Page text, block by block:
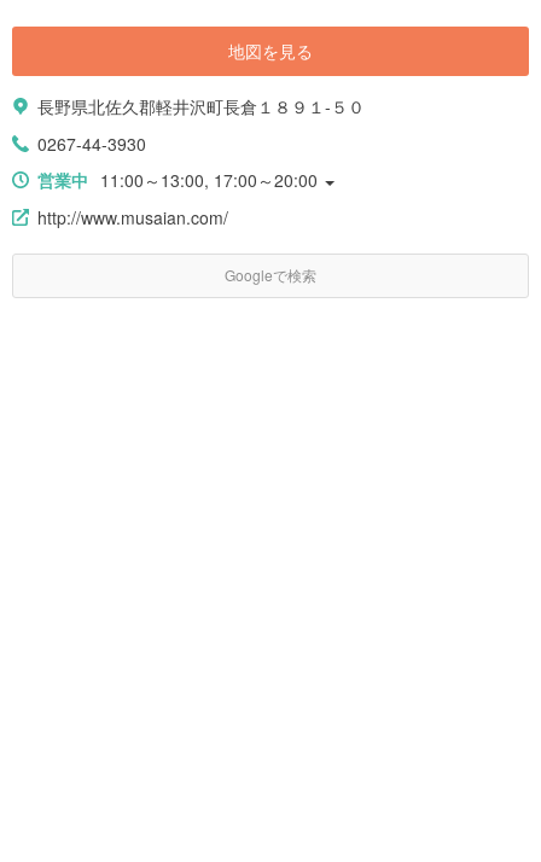
地図を見る
長野県北佐久郡軽井沢町長倉１８９１-５０
0267-44-3930
営業中 11:00～13:00, 17:00～20:00
http://www.musaian.com/
Googleで検索